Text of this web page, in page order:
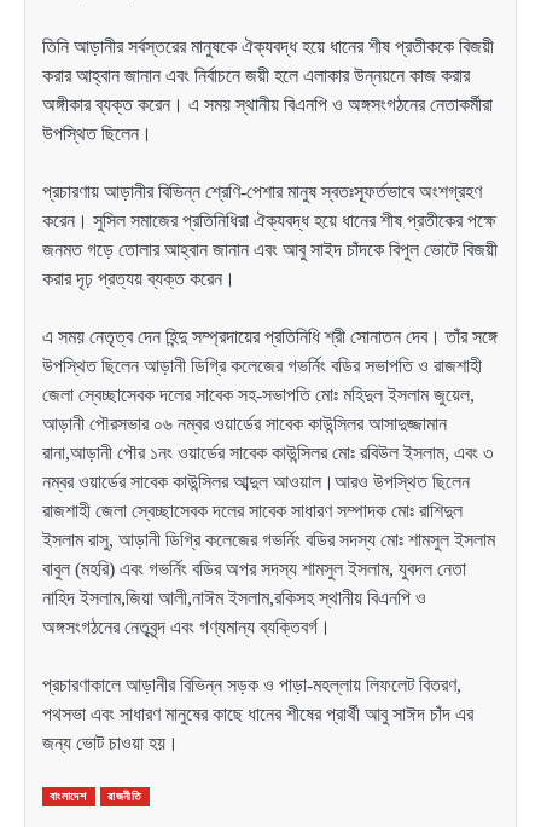
তিনি আড়ানীর সর্বস্তরের মানুষকে ঐক্যবদ্ধ হয়ে ধানের শীষ প্রতীককে বিজয়ী
করার আহ্বান জানান এবং নির্বাচনে জয়ী হলে এলাকার উন্নয়নে কাজ করার
অঙ্গীকার ব্যক্ত করেন। এ সময় স্থানীয় বিএনপি ও অঙ্গসংগঠনের নেতাকর্মীরা
উপস্থিত ছিলেন।
প্রচারণায় আড়ানীর বিভিন্ন শ্রেণি-পেশার মানুষ স্বতঃস্ফূর্তভাবে অংশগ্রহণ
করেন। সুসিল সমাজের প্রতিনিধিরা ঐক্যবদ্ধ হয়ে ধানের শীষ প্রতীকের পক্ষে
জনমত গড়ে তোলার আহ্বান জানান এবং আবু সাইদ চাঁদকে বিপুল ভোটে বিজয়ী
করার দৃঢ় প্রত্যয় ব্যক্ত করেন।
এ সময় নেতৃত্ব দেন হিন্দু সম্প্রদায়ের প্রতিনিধি শ্রী সোনাতন দেব। তাঁর সঙ্গে
উপস্থিত ছিলেন আড়ানী ডিগ্রি কলেজের গভর্নিং বডির সভাপতি ও রাজশাহী
জেলা স্বেচ্ছাসেবক দলের সাবেক সহ-সভাপতি মোঃ মহিদুল ইসলাম জুয়েল,
আড়ানী পৌরসভার ০৬ নম্বর ওয়ার্ডের সাবেক কাউন্সিলর আসাদুজ্জামান
রানা,আড়ানী পৌর ১নং ওয়ার্ডের সাবেক কাউন্সিলর মোঃ রবিউল ইসলাম, এবং ৩
নম্বর ওয়ার্ডের সাবেক কাউন্সিলর আব্দুল আওয়াল।আরও উপস্থিত ছিলেন
রাজশাহী জেলা স্বেচ্ছাসেবক দলের সাবেক সাধারণ সম্পাদক মোঃ রাশিদুল
ইসলাম রাসু, আড়ানী ডিগ্রি কলেজের গভর্নিং বডির সদস্য মোঃ শামসুল ইসলাম
বাবুল (মহরি) এবং গভর্নিং বডির অপর সদস্য শামসুল ইসলাম, যুবদল নেতা
নাহিদ ইসলাম,জিয়া আলী,নাঈম ইসলাম,রকিসহ স্থানীয় বিএনপি ও
অঙ্গসংগঠনের নেতৃবৃন্দ এবং গণ্যমান্য ব্যক্তিবর্গ।
প্রচারণাকালে আড়ানীর বিভিন্ন সড়ক ও পাড়া-মহল্লায় লিফলেট বিতরণ,
পথসভা এবং সাধারণ মানুষের কাছে ধানের শীষের প্রার্থী আবু সাঈদ চাঁদ এর
জন্য ভোট চাওয়া হয়।
বাংলাদেশ রাজনীতি